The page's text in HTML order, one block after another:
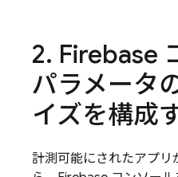
2. Firebase
パラメータ
イズを構成
計測可能にされたアプリ